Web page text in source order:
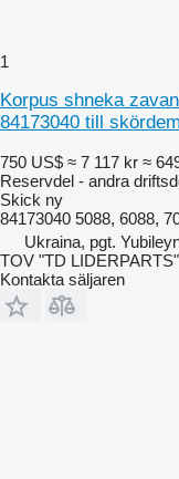
1
Korpus shneka
84173040 till
750 US$ ≈ 7 117 kr ≈
Reservdel - andra
Skick ny
84173040 5088, 6088,
Ukraina, pgt.
TOV "TD LIDERPARTS"
Kontakta säljaren